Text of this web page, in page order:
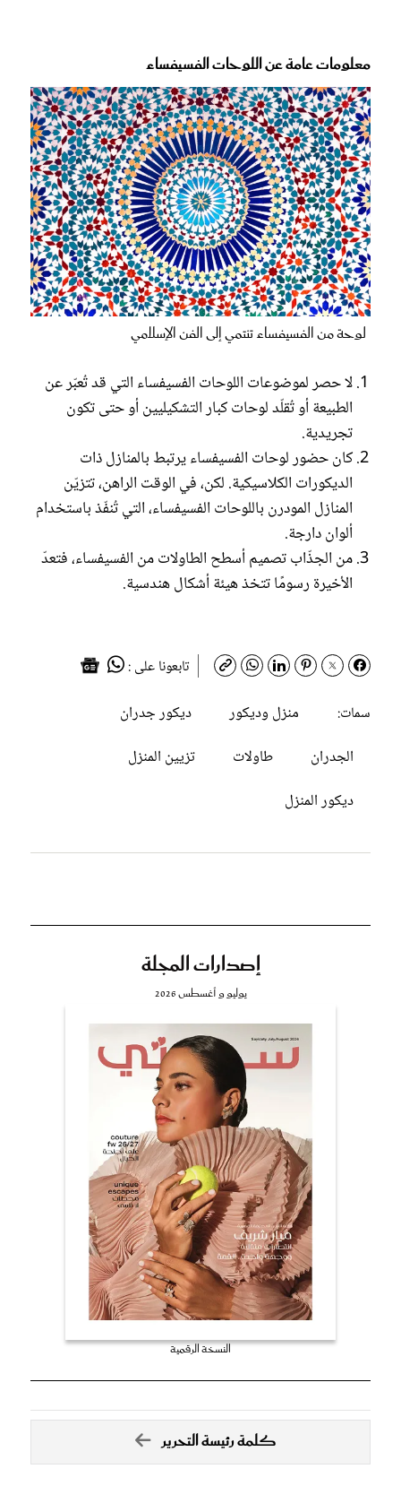
معلومات عامة عن اللوحات الفسيفساء
لوحة من الفسيفساء تنتمي إلى الفن الإسلامي
لا حصر لموضوعات اللوحات الفسيفساء التي قد تُعبّر عن
الطبيعة أو تُقلّد لوحات كبار التشكيليين أو حتى تكون
تجريدية.
كان حضور لوحات الفسيفساء يرتبط بالمنازل ذات
الديكورات الكلاسيكية. لكن، في الوقت الراهن، تتزيّن
المنازل المودرن باللوحات الفسيفساء، التي تُنفّذ باستخدام
ألوان دارجة.
من الجذّاب تصميم أسطح الطاولات من الفسيفساء، فتعدّ
الأخيرة رسومًا تتخذ هيئة أشكال هندسية.
تابعونا على :
سمات:
منزل وديكور
ديكور جدران
الجدران
طاولات
تزيين المنزل
ديكور المنزل
إصدارات المجلة
يوليو و أغسطس 2026
النسخة الرقمية
كلمة رئيسة التحرير